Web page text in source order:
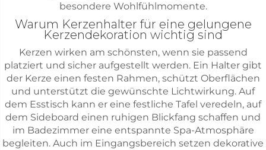
besondere Wohlfühlmomente.
Warum Kerzenhalter für eine gelungene
Kerzendekoration wichtig sind
Kerzen wirken am schönsten, wenn sie passend
platziert und sicher aufgestellt werden. Ein Halter gibt
der Kerze einen festen Rahmen, schützt Oberflächen
und unterstützt die gewünschte Lichtwirkung. Auf
dem Esstisch kann er eine festliche Tafel veredeln, auf
dem Sideboard einen ruhigen Blickfang schaffen und
im Badezimmer eine entspannte Spa-Atmosphäre
begleiten. Auch im Eingangsbereich setzen dekorative